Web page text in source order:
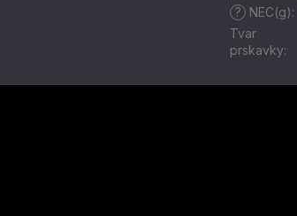
?
NEC(g):
Tvar
prskavky: